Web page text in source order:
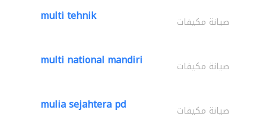
multi tehnik صيانة مكيفات
multi national mandiri صيانة مكيفات
mulia sejahtera pd صيانة مكيفات